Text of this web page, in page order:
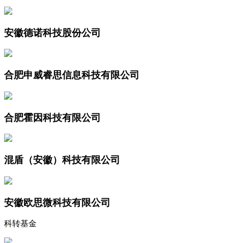
安徽德诺科技股份公司
合肥申威睿思信息科技有限公司
合肥霍因科技有限公司
混盾（安徽）科技有限公司
安徽欧思微科技有限公司
科转基金